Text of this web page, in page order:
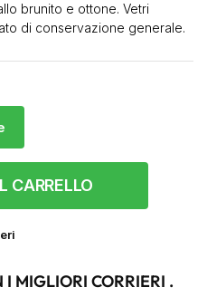
brunito e ottone. Vetri
di conservazione generale.
CARRELLO
MIGLIORI CORRIERI .